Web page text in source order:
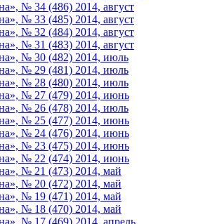
№ 34 (486) 2014, август
№ 33 (485) 2014, август
№ 32 (484) 2014, август
№ 31 (483) 2014, август
№ 30 (482) 2014, июль
№ 29 (481) 2014, июль
№ 28 (480) 2014, июль
№ 27 (479) 2014, июнь
№ 26 (478) 2014, июль
№ 25 (477) 2014, июнь
№ 24 (476) 2014, июнь
№ 23 (475) 2014, июнь
№ 22 (474) 2014, июнь
№ 21 (473) 2014, май
№ 20 (472) 2014, май
№ 19 (471) 2014, май
№ 18 (470) 2014, май
№ 17 (469) 2014, апрель